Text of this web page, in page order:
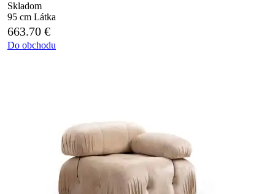
Skladom
95 cm Látka
663.70 €
Do obchodu